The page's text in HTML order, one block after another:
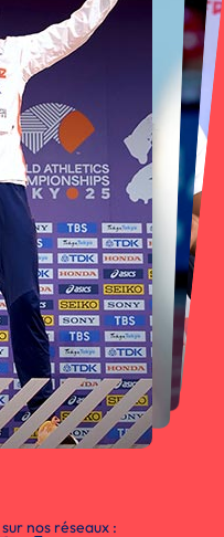
nos réseaux :